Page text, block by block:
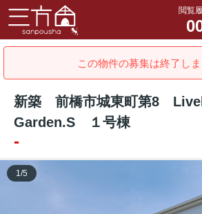
閲覧
この物件の募集は終了しま
新築 前橋市城東町第8
Garden.S １号棟
-
1/5